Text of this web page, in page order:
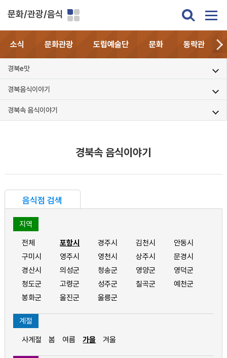
문화/관광/음식
소식 문화관광 도립예술단 문화 동락관
경북e맛
경북음식이야기
경북속 음식이야기
경북속 음식이야기
음식점 검색
지역
전체 포항시 경주시 김천시
안동시
구미시
영주시 영천시 상주시
문경시
경산시
의성군 청송군 영양군
영덕군
청도군
고령군 성주군 칠곡군
예천군
봉화군
울진군 울릉군
계절
사계절 봄 여름 가을 겨울